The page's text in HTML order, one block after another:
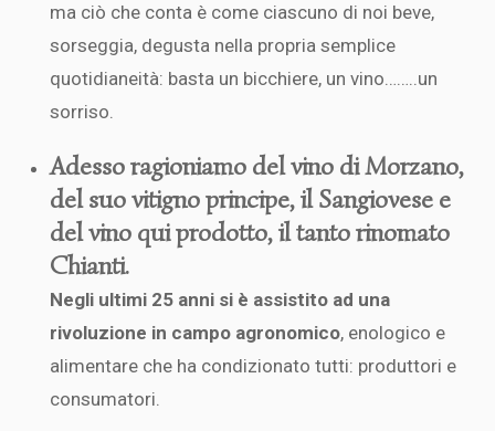
ma ciò che conta è come ciascuno di noi beve,
sorseggia, degusta nella propria semplice
quotidianeità: basta un bicchiere, un vino……..un
sorriso.
Adesso ragioniamo del vino di Morzano,
del suo vitigno principe, il Sangiovese e
del vino qui prodotto, il tanto rinomato
Chianti.
Negli ultimi 25 anni si è assistito ad una
rivoluzione in campo agronomico, enologico e
alimentare che ha condizionato tutti: produttori e
consumatori.